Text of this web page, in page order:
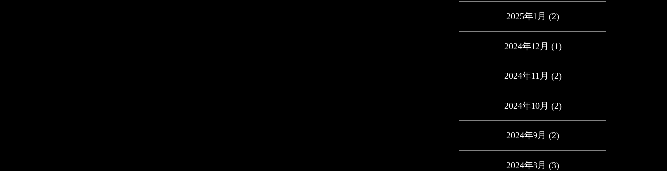
2025年1月 (2)
2024年12月 (1)
2024年11月 (2)
2024年10月 (2)
2024年9月 (2)
2024年8月 (3)